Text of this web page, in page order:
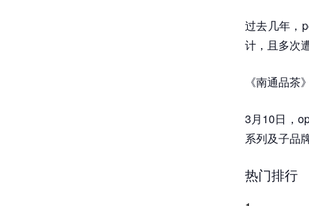
过去几年，
计，且多次
《南通品茶》
3月10日，
系列及子品
热门排行